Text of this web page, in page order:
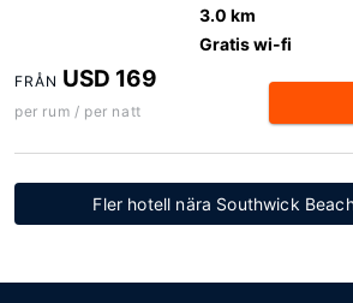
3.0 km
Gratis wi-fi
FRÅN USD 169
per rum / per natt
Fler hotell nära Southwick